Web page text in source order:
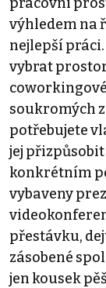
výhledem na
nejlepší
vybrat
soukromých
potřebujete
jej
konkrétním
vybaveny
přestávku,
zásobené
jen kousek